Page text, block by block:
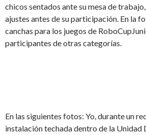
chicos sentados ante su mesa de
ajustes antes de su participación. En la
canchas para los juegos de
participantes de otras categorías.
En las siguientes fotos: Yo, durante un
instalación techada dentro de la Unidad